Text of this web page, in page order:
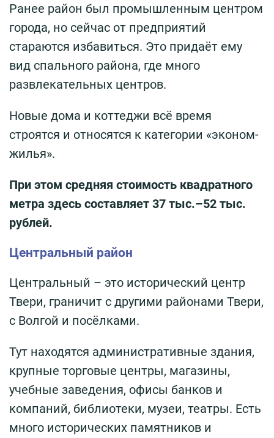
Ранее район был промышленным центром
города, но сейчас от предприятий
стараются избавиться. Это придаёт ему
вид спального района, где много
развлекательных центров.
Новые дома и коттеджи всё время
строятся и относятся к категории «эконом-
жилья».
При этом средняя стоимость квадратного
метра здесь составляет 37 тыс.–52 тыс.
рублей.
Центральный район
Центральный – это исторический центр
Твери, граничит с другими районами Твери,
с Волгой и посёлками.
Тут находятся административные здания,
крупные торговые центры, магазины,
учебные заведения, офисы банков и
компаний, библиотеки, музеи, театры. Есть
много исторических памятников и